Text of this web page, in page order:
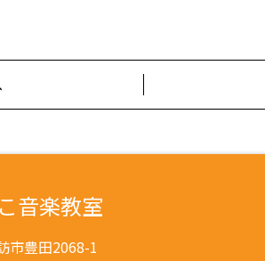
音楽教室
市豊田2068-1